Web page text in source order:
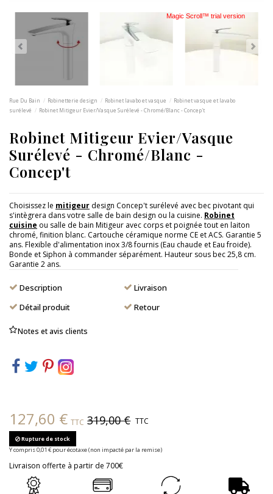
Magic Scroll™ trial version
Rue Du Bain Robinetterie design Robinet lavabo et vasque
Robinet vasque et lavabo
surélevé
Robinet Mitigeur Evier/Vasque Surélevé - Chromé/Blanc - Concep't
Robinet Mitigeur Evier/Vasque
Surélevé - Chromé/Blanc -
Concep't
Choisissez le mitigeur design Concep't surélevé avec bec pivotant qui
s'intègrera dans votre salle de bain design ou la cuisine. Robinet
cuisine ou salle de bain Mitigeur avec corps et poignée tout en laiton
chromé, finition blanc. Cartouche céramique norme CE et ACS. Garantie 5
ans. Flexible d'alimentation inox 3/8 fournis (Eau chaude et Eau froide).
Bonde et Siphon à commander séparément. Hauteur sous bec 25,8 cm.
Garantie 2 ans.
Description
Détail produit
Notes et avis clients
Livraison
Retour
127,60 € TTC 319,00 € TTC
Rupture de stock
Y compris 0,01 € pour écotaxe (non impacté par la remise)
Livraison offerte à partir de 700€